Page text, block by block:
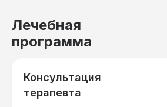
Лечебная
программа
Консультация
терапевта